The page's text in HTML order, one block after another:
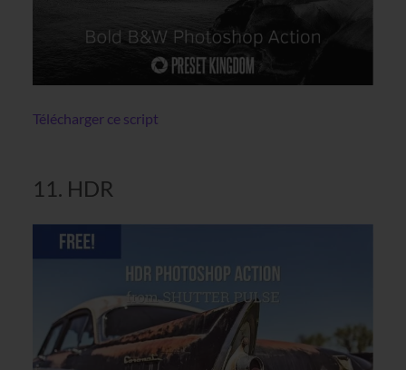
Télécharger ce script
11. HDR